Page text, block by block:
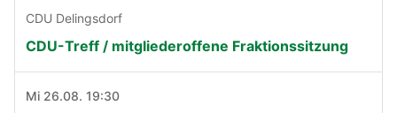
CDU Delingsdorf
CDU-Treff / mitgliederoffene Fraktionssitzung
Mi 26.08. 19:30